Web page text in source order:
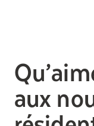
aux